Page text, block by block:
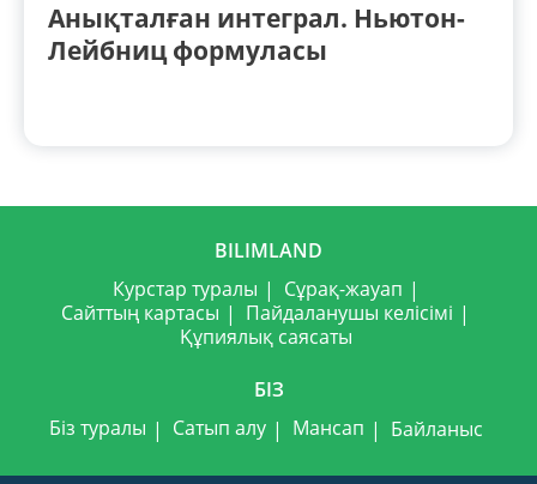
Анықталған интеграл. Ньютон-
Лейбниц формуласы
BILIMLAND
Курстар туралы
Сұрақ-жауап
Сайттың картасы
Пайдаланушы келісімі
Құпиялық саясаты
БІЗ
Біз туралы
Сатып алу Мансап Байланыс